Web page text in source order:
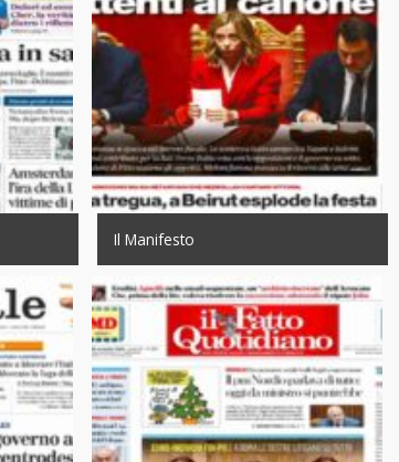
Il Manifesto